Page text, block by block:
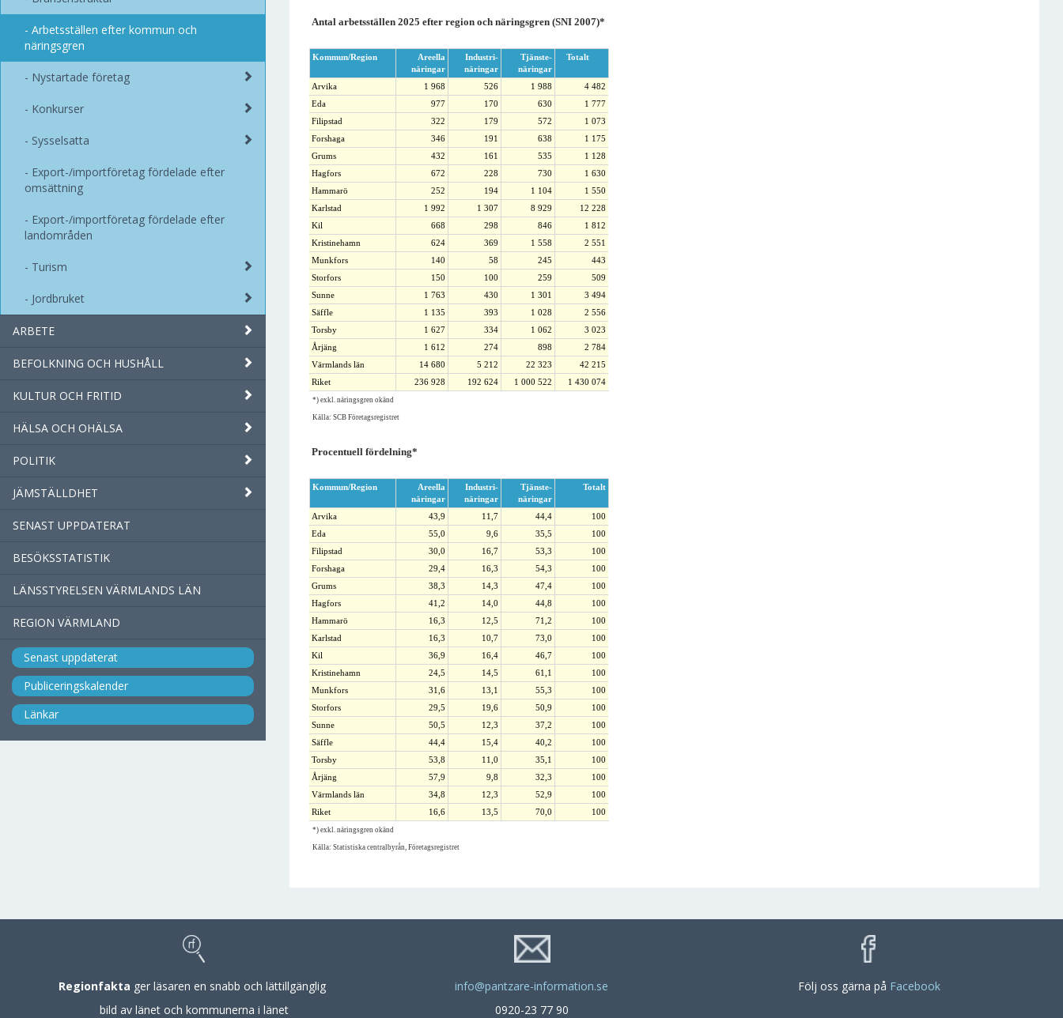
Arbetsställen efter kommun och
näringsgren
Nystartade företag
Konkurser
Sysselsatta
Export-/importföretag fördelade efter
omsättning
Export-/importföretag fördelade efter
landområden
Turism
Jordbruket
ARBETE
BEFOLKNING OCH HUSHÅLL
KULTUR OCH FRITID
HÄLSA OCH OHÄLSA
POLITIK
JÄMSTÄLLDHET
SENAST UPPDATERAT
BESÖKSSTATISTIK
LÄNSSTYRELSEN VÄRMLANDS LÄN
REGION VÄRMLAND
Senast uppdaterat
Publiceringskalender
Länkar
Antal arbetsställen 2025 efter region och näringsgren (SNI 2007)*
Kommun/Region
Areella
näringar
Industri-
näringar
Tjänste-
näringar
Totalt
Arvika 1 968 526 1 988
4 482
Eda
977 170 630
1 777
Filipstad
322 179 572
1 073
Forshaga
346 191 638
1 175
Grums
432 161 535
1 128
Hagfors
672 228 730
1 630
Hammarö
252 194 1 104
1 550
Karlstad
1 992 1 307 8 929
12 228
Kil
668 298 846
1 812
Kristinehamn
624 369 1 558
2 551
Munkfors
140 58 245
443
Storfors
150 100 259
509
Sunne
1 763 430 1 301
3 494
Säffle
1 135 393 1 028
2 556
Torsby
1 627 334 1 062
3 023
Årjäng
1 612 274 898
2 784
Värmlands län
14 680 5 212 22 323
42 215
Riket
236 928 192 624 1 000 522 1 430 074
*) exkl. näringsgren okänd
Källa: SCB Företagsregistret
Procentuell fördelning*
Kommun/Region
Areella
näringar
Industri-
näringar
Tjänste-
näringar
Totalt
Arvika 43,9 11,7 44,4
100
Eda
55,0 9,6 35,5
100
Filipstad
30,0 16,7 53,3
100
Forshaga
29,4 16,3 54,3
100
Grums
38,3 14,3 47,4
100
Hagfors
41,2 14,0 44,8
100
Hammarö
16,3 12,5 71,2
100
Karlstad
16,3 10,7 73,0
100
Kil
36,9 16,4 46,7
100
Kristinehamn
24,5 14,5 61,1
100
Munkfors
31,6 13,1 55,3
100
Storfors
29,5 19,6 50,9
100
Sunne
50,5 12,3 37,2
100
Säffle
44,4 15,4 40,2
100
Torsby
53,8 11,0 35,1
100
Årjäng
57,9 9,8 32,3
100
Värmlands län
34,8 12,3 52,9
100
Riket
16,6 13,5 70,0 100
*) exkl. näringsgren okänd
Källa: Statistiska centralbyrån, Företagsregistret
Regionfakta ger läsaren en snabb och lättillgänglig
bild av länet och kommunerna i länet
info@pantzare-information.se
0920-23 77 90
Följ oss gärna på Facebook